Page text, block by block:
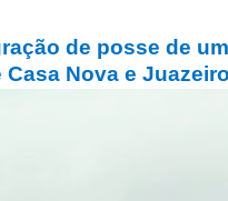
de posse de
Nova e Juazeiro